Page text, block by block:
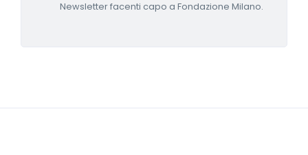
Newsletter facenti capo a Fondazione Milano.